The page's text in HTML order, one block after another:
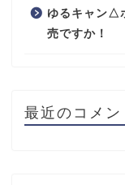
ゆるキャン△
売ですか！
最近のコメン